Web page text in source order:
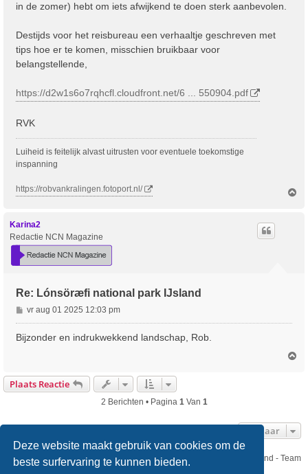
Deze website maakt gebruik van cookies om de
beste surfervaring te kunnen bieden.
in de zomer) hebt om iets afwijkend te doen sterk aanbevolen.
Destijds voor het reisbureau een verhaaltje geschreven met
tips hoe er te komen, misschien bruikbaar voor
belangstellende,
https://d2w1s6o7rqhcfl.cloudfront.net/6 ... 550904.pdf
RVK
Luiheid is feitelijk alvast uitrusten voor eventuele toekomstige
inspanning
https://robvankralingen.fotoport.nl/
Karina2
Redactie NCN Magazine
Re: Lónsöræfi national park IJsland
B
e
r
i
t
vr aug 01 2025 12:03 pm
Bijzonder en indrukwekkend landschap, Rob.
Plaats Reactie
2 Berichten • Pagina 1 Van 1
Ga Naar
Nikon Club Nederland - Team